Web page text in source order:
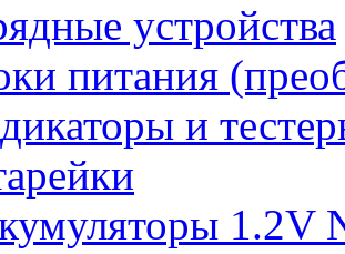
устройства
питания
и
1.2V